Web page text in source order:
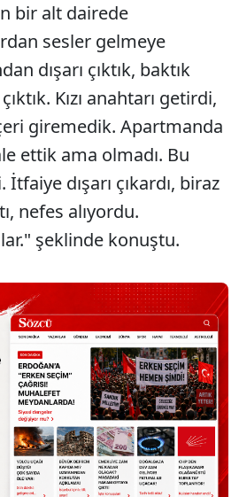
bir alt dairede
sesler gelmeye
dışarı çıktık, baktık
Kızı anahtarı getirdi,
giremedik. Apartmanda
ettik ama olmadı. Bu
dışarı çıkardı, biraz
nefes alıyordu.
şeklinde konuştu.